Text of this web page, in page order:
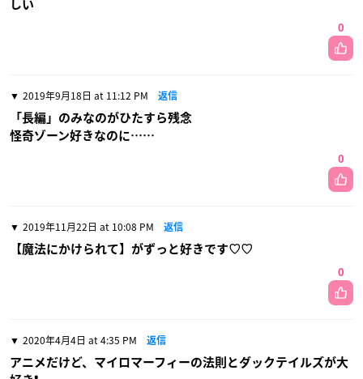
しい
0
2019年9月18日 at 11:12 PM 返信
「長編」のみなのがひたすら残念
怪奇ゾーン好きなのに……
0
2019年11月22日 at 10:08 PM 返信
【魔法にかけられて】がずっと好きです♡♡
0
2020年4月4日 at 4:35 PM 返信
アニメだけど、マイロマーフィーの法則とダックテイルズが大